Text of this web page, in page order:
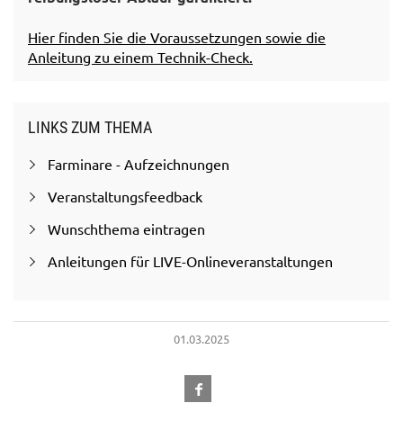
Hier finden Sie die Voraussetzungen sowie die
Anleitung zu einem Technik-Check.
LINKS ZUM THEMA
Farminare - Aufzeichnungen
Veranstaltungsfeedback
Wunschthema eintragen
Anleitungen für LIVE-Onlineveranstaltungen
01.03.2025